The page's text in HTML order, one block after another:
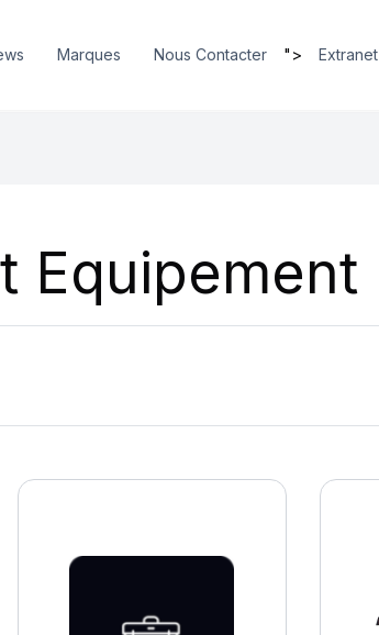
Marques Nous Contacter "> Extranet
Equipement